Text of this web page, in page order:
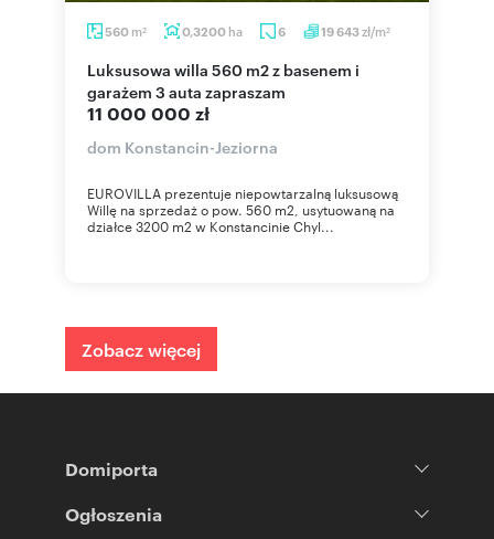
560 m2 0,3200 ha 6 19 643zł/m2
Luksusowa willa 560 m2 z basenem i
garażem 3 auta zapraszam
11 000 000 zł
dom Konstancin-Jeziorna
EUROVILLA prezentuje niepowtarzalną luksusową
Willę na sprzedaż o pow. 560 m2, usytuowaną na
działce 3200 m2 w Konstancinie Chyl...
Zobacz więcej
Domiporta
Ogłoszenia